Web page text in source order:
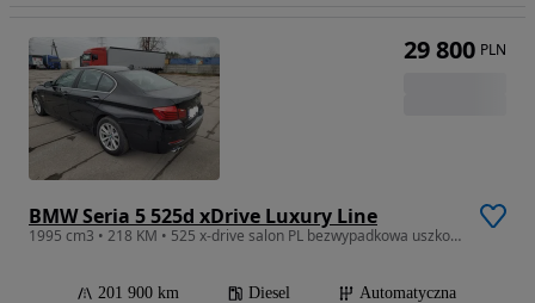
BMW Seria 5 525d xDrive Luxury Line
1995 cm3 • 218 KM • 525 x-drive salon PL bezwypadkowa uszkodz silnik
201 900 km Diesel
Automatyczna
29 800 PLN